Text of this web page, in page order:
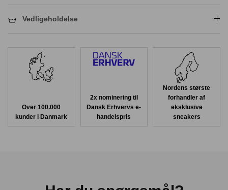
Vedligeholdelse
Over 100.000
kunder i Danmark
2x nominering til
Dansk Erhvervs e-
handelspris
Nordens største
forhandler af
eksklusive
sneakers